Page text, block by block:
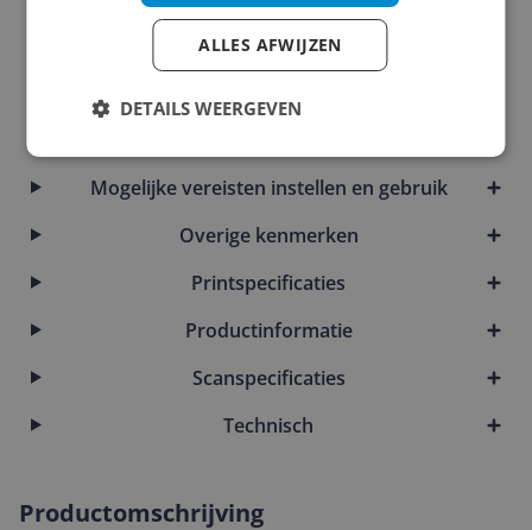
Introductie en ondersteuning
Mogelijke vereisten instellen en gebruik
Overige kenmerken
Printspecificaties
Productinformatie
Scanspecificaties
Technisch
Productomschrijving
ALLES AFWIJZEN
DETAILS WEERGEVEN